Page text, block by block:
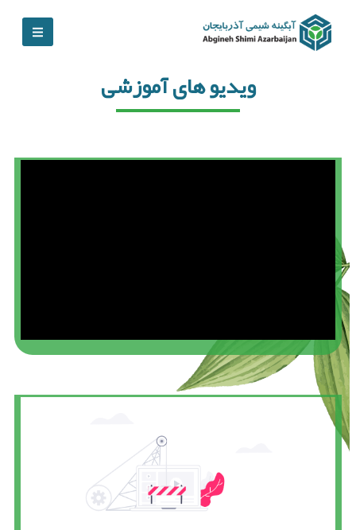
ویدیو های آموزشی